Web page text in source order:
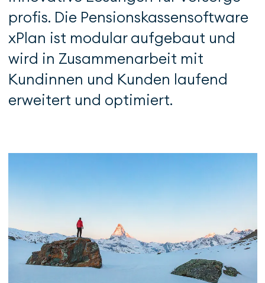
profis. Die Pensions­kas­sen­­software
xPlan ist modular auf­gebaut und
wird in Zusammenarbeit mit
Kundinnen und Kunden laufend
erweitert und op­timiert.